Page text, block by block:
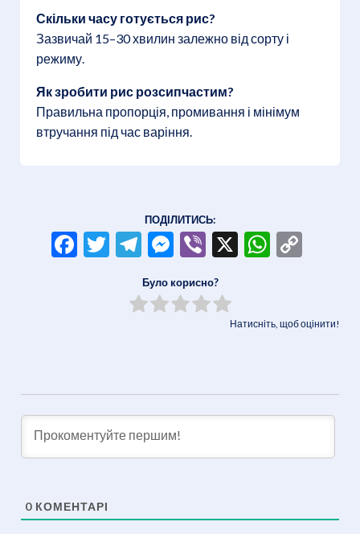
Скільки часу готується рис?
Зазвичай 15–30 хвилин залежно від сорту і
режиму.
Як зробити рис розсипчастим?
Правильна пропорція, промивання і мінімум
втручання під час варіння.
ПОДІЛИТИСЬ:
Facebook
Twitter
Telegram
Messenger
Viber
X
Було корисно?
Натисніть, щоб оцінити!
0 КОМЕНТАРІ